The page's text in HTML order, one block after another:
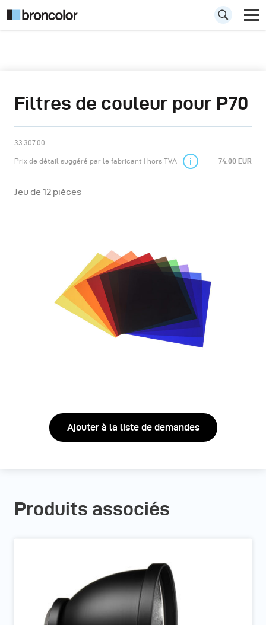
Filtres de couleur pour P70
33.307.00
Prix de détail suggéré par le fabricant | hors TVA 74.00 EUR
Jeu de 12 pièces
Ajouter à la liste de demandes
Produits associés